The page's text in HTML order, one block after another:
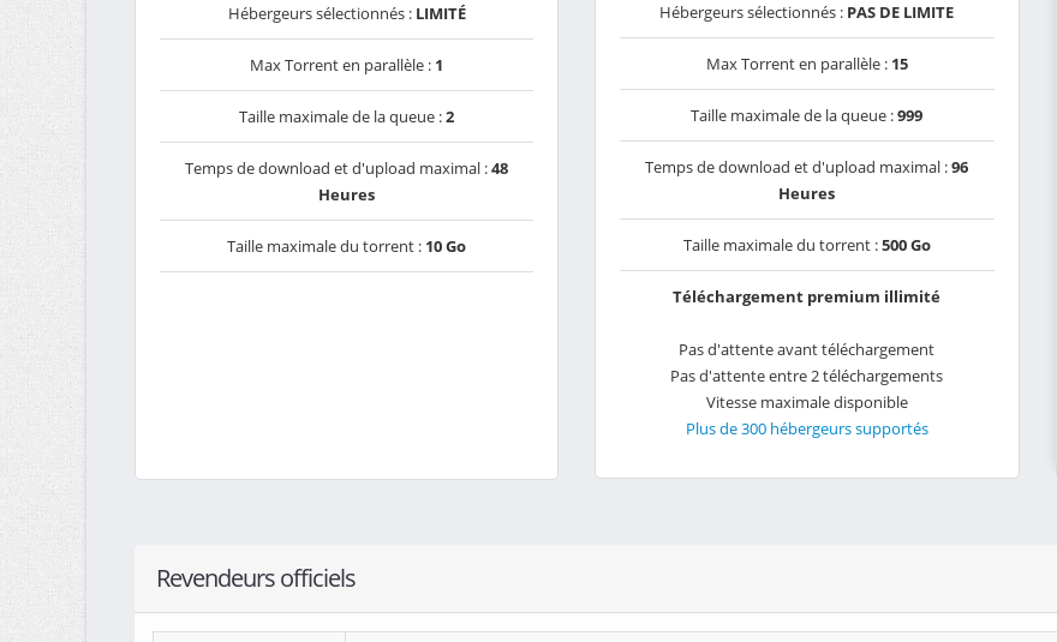
Hébergeurs sélectionnés : LIMITÉ
Max Torrent en parallèle : 1
Taille maximale de la queue :2
Temps de download et d'upload maximal :48
Heures
Taille maximale du torrent : 10 Go
Hébergeurs sélectionnés : PAS DE LIMITE
Max Torrent en parallèle : 15
Taille maximale de la queue :999
Temps de download et d'upload maximal :96
Heures
Taille maximale du torrent :500 Go
Téléchargement premium illimité
Pas d'attente avant téléchargement
Pas d'attente entre 2 téléchargements
Vitesse maximale disponible
Plus de 300 hébergeurs supportés
Revendeurs officiels